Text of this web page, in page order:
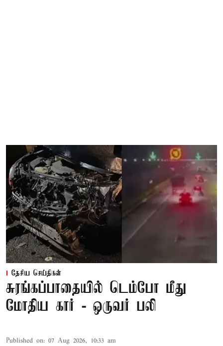
தேசிய செய்திகள்
சுரங்கப்பாதையில் டெம்போ மீது
மோதிய கார் - ஒருவர் பலி
Published on: 07 Aug 2026, 10:33 am